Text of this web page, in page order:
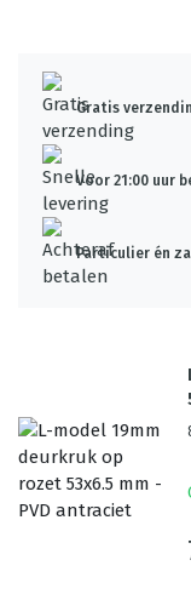
Gratis
Voor 21:00 uur
Particulier én